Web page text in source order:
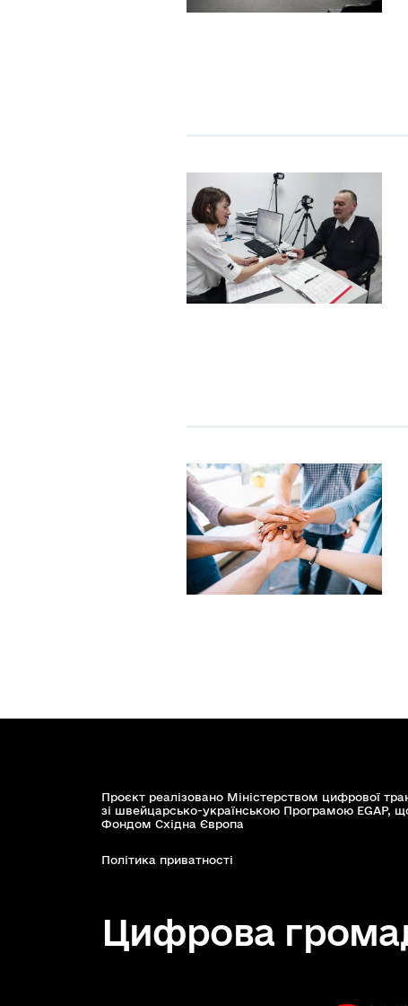
Проєкт реалізовано Міністерством цифрової
зі швейцарсько-українською Програмою EGAP,
Фондом Східна Європа
Політика приватності
Цифрова